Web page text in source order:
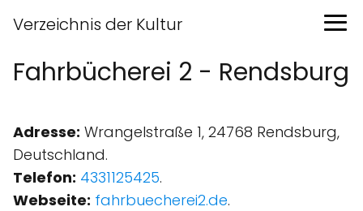
Verzeichnis der Kultur
Fahrbücherei 2 - Rendsburg
Adresse: Wrangelstraße 1, 24768 Rendsburg,
Deutschland.
Telefon: 4331125425.
Webseite: fahrbuecherei2.de.